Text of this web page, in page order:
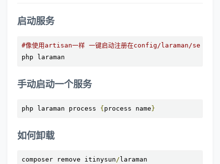
启动服务
#像使用artisan一样 一键启动注册在config/laraman/
php laraman
手动启动一个服务
php laraman process {process name}
如何卸载
composer remove itinysun/